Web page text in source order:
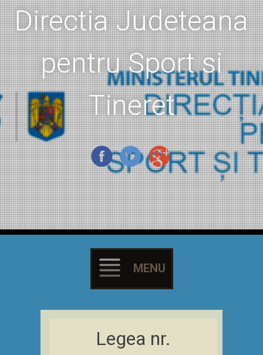
Directia Judeteana
pentru Sport si
Tineret
MENU
Skip
content
Legea nr.